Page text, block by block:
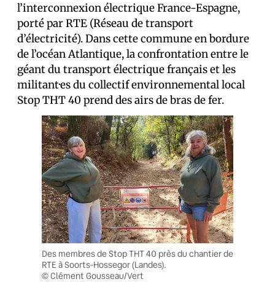
l’interconnexion électrique France-Espagne,
porté par RTE (Réseau de transport
d’électricité). Dans cette commune en bordure
de l’océan Atlantique, la confrontation entre le
géant du transport électrique français et les
militant·es du collectif environnemental local
Stop THT 40 prend des airs de bras de fer.
Des membres de Stop THT 40 près du chantier de
RTE à Soorts-Hossegor (Landes).
© Clément Gousseau/Vert